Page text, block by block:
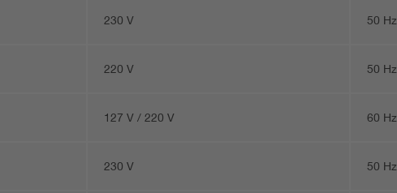
230 V 50 Hz
220 V 50 Hz
127 V / 220 V 60 Hz
230 V 50 Hz